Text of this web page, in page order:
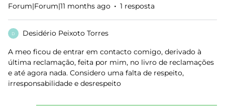
Forum|Forum|11 months ago 1 resposta
D Desidério Peixoto Torres
A meo ficou de entrar em contacto comigo, derivado à
última reclamação, feita por mim, no livro de reclamações
e até agora nada. Considero uma falta de respeito,
irresponsabilidade e desrespeito